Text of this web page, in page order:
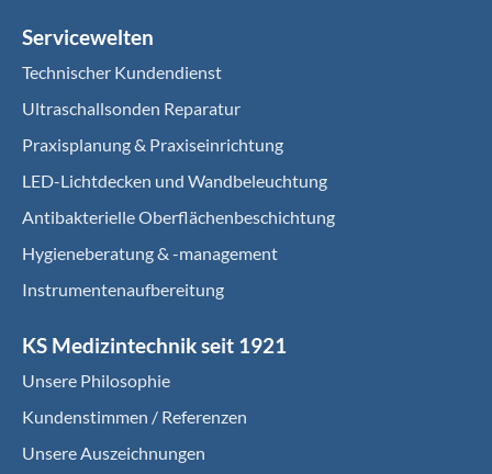
Servicewelten
Technischer Kundendienst
Ultraschallsonden Reparatur
Praxisplanung & Praxiseinrichtung
LED-Lichtdecken und Wandbeleuchtung
Antibakterielle Oberflächenbeschichtung
Hygieneberatung & -management
Instrumentenaufbereitung
KS Medizintechnik seit 1921
Unsere Philosophie
Kundenstimmen / Referenzen
Unsere Auszeichnungen